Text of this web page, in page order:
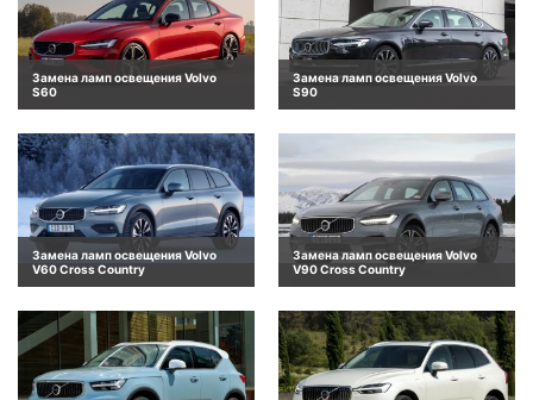
Замена ламп освещения Volvo
S60
Замена ламп освещения Volvo
S90
Замена ламп освещения Volvo
V60 Cross Country
Замена ламп освещения Volvo
V90 Cross Country